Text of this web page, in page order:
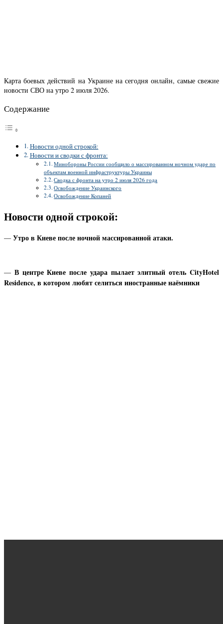
Карта боевых действий на Украине на сегодня онлайн, самые свежие
новости СВО на утро 2 июля 2026.
Содержание
Новости одной строкой:
Новости и сводки с фронта:
Минобороны России сообщило о массированном ночном ударе по
объектам военной инфраструктуры Украины
Сводка с фронта на утро 2 июля 2026 года
Освобождение Украинского
Освобождение Копаней
Новости одной строкой:
— Утро в Киеве после ночной массированной атаки.
— В центре Киеве после удара пылает элитный отель CityHotel
Residence, в котором любят селиться иностранные наёмники